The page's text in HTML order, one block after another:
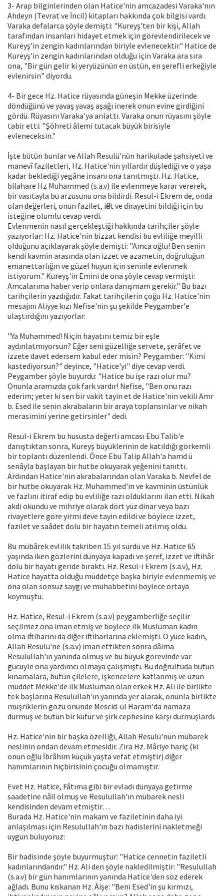
3- Arap bilginlerinden olan Hatice'nin amcazadesi Varaka'nın
Ahdeyn (Tevrat ve İncil) kitapları hakkında çok bilgisi vardı.
Varaka defalarca şöyle demişti: "Kureyş'ten bir kişi, Allah
tarafından insanları hidayet etmek için görevlendirilecek ve
Kureyş'in zengin kadınlarından biriyle evlenecektir." Hatice de
Kureyş'in zengin kadınlarından olduğu için Varaka ara sıra
ona, "Bir gün gelir ki yeryüzünün en üstün, en şerefli erkeğiyle
evlenirsin" diyordu.
4- Bir gece Hz. Hatice rüyasında güneşin Mekke üzerinde
döndüğünü ve yavaş yavaş aşağı inerek onun evine girdiğini
gördü. Rüyasını Varaka'ya anlattı. Varaka onun rüyasını şöyle
tabir etti: "Şöhreti âlemi tutacak büyük birisiyle
evleneceksin."
İşte bütün bunlar ve Allah Resulü'nün harikulade şahsiyeti ve
manevî faziletleri, Hz. Hatice'nin yıllardır düşlediği ve o yaşa
kadar beklediği yegâne insanı ona tanıtmıştı. Hz. Hatice,
bilahare Hz Muhammed (s.a.v) ile evlenmeye karar vererek,
bir vasıtayla bu arzusunu ona bildirdi. Resul-i Ekrem de, onda
olan değerleri, onun fazilet, iffet ve dirayetini bildiği için bu
isteğine olumlu cevap verdi.
Evlenmenin nasıl gerçekleştiği hakkında tarihçiler şöyle
yazıyorlar: Hz. Hatice'nin bizzat kendisi bu evliliğe meyilli
olduğunu açıklayarak şöyle demişti: "Amca oğlu! Ben senin
kendi kavmin arasında olan izzet ve azametin, doğruluğun
emanettarlığın ve güzel huyun için seninle evlenmek
istiyorum." Kureyş'in Emini de ona şöyle cevap vermişti:
Amcalarıma haber verip onlara danışmam gerekir." Bu bazı
tarihçilerin yazdığıdır. Fakat tarihçilerin çoğu Hz. Hatice'nin
mesajını Aliyye kızı Nefise'nin şu şekilde Peygamber'e
ulaştırdığını yazıyorlar:
"Ya Muhammed! Niçin hayatını temiz bir eşle
aydınlatmıyorsun? Eğer seni güzelliğe servete, şerâfet ve
izzete davet edersem kabul eder misin? Peygamber: "Kimi
kastediyorsun?" deyince, "Hatice'yi" diye cevap verdi.
Peygamber şöyle buyurdu: "Hatice bu işe razı olur mu?
Onunla aramızda çok fark vardır! Nefise, "Ben onu razı
ederim; yeter ki sen bir vakit tayin et de Hatice'nin vekili Amr
b. Esed ile senin akrabaların bir araya toplansınlar ve nikah
merasimini yerine getirsinler" dedi.
Resul-i Ekrem bu hususta değerli amcası Ebu Talib'e
danıştıktan sonra, Kureyş büyüklerinin de katıldığı görkemli
bir toplantı düzenlendi. Önce Ebu Talip Allah'a hamd ü
senâyla başlayan bir hutbe okuyarak yeğenini tanıttı.
Ardından Hatice'nin akrabalarından olan Varaka b. Nevfel de
bir hutbe okuyarak Hz. Muhammed'in ve kavminin üstünlük
ve fazlını itiraf edip bu evliliğe razı olduklarını ilan etti. Nikah
akdi okundu ve mihriye olarak dört yüz dinar veya bazı
rivayetlere göre yirmi deve tayin edildi ve böylece izzet,
fazilet ve saâdet dolu bir hayatın temeli atılmış oldu.
Bu mübârek evlilik takriben 15 yıl sürdü ve Hz. Hatice 65
yaşında iken gözlerini dünyaya kapadı ve şeref, izzet ve iftihâr
dolu bir hayatı geride bıraktı. Hz. Resul-i Ekrem (s.a.v), Hz.
Hatice hayatta olduğu müddetçe başka biriyle evlenmemiş ve
ona olan sonsuz saygı ve muhabbetini böylece ortaya
koymuştu.
Hz. Hatice, Resul-i Ekrem (s.a.v) peygamberliğe seçilir
seçilmez ona iman etmiş ve böylece ilk Müslüman kadın
olma iftiharını da diğer iftiharlarına eklemişti. O yüce kadın,
Allah Resulü'ne (s.a.v) iman ettikten sonra dâima
Resulullah'ın yanında olmuş ve bu büyük görevinde var
gücüyle ona yardımcı olmaya çalışmıştı. Bu doğrultuda bütün
kınamalara, bütün çilelere, işkencelere katlanmış ve uzun
müddet Mekke'de ilk Müslüman olan erkek Hz. Ali ile birlikte
tek başlarına Resulullah'ın yanında yer alarak, onunla birlikte
müşriklerin gözü önünde Mescid-ül Haram'da namaza
durmuş ve bütün bir küfür ve şirk cephesine karşı durmuşlardı.
Hz. Hatice'nin bir başka özelliği, Allah Resulü'nün mübarek
neslinin ondan devam etmesidir. Zira Hz. Mâriye hariç (ki
onun oğlu İbrâhim küçük yaşta vefat etmiştir) diğer
hanımlarının hiçbirisinin çocuğu olmamıştır.
Evet Hz. Hatice, Fâtıma gibi bir evladı dünyaya getirme
saadetine nâil olmuş ve Resulullah'ın mübarek nesli
kendisinden devam etmiştir…
Burada Hz. Hatice'nin makam ve faziletinin daha iyi
anlaşılması için Resulullah'ın bazı hadislerini nakletmeği
uygun buluyoruz:
Bir hadisinde şöyle buyurmuştur: "Hatice cennetin faziletli
kadınlarındandır." Hz. Ali den şöyle nakledilmiştir: "Resulullah
(s.a.v) bir gün hanımlarının yanında Hatice'den söz ederek
ağladı. Bunu kıskanan Hz. Âişe: "Beni Esed'in şu kırmızı,